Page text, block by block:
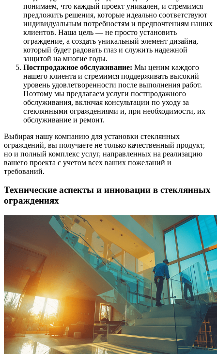
понимаем, что каждый проект уникален, и стремимся
предложить решения, которые идеально соответствуют
индивидуальным потребностям и предпочтениям наших
клиентов. Наша цель — не просто установить
ограждение, а создать уникальный элемент дизайна,
который будет радовать глаз и служить надежной
защитой на многие годы.
Постпродажное обслуживание: Мы ценим каждого
нашего клиента и стремимся поддерживать высокий
уровень удовлетворенности после выполнения работ.
Поэтому мы предлагаем услуги постпродажного
обслуживания, включая консультации по уходу за
стеклянными ограждениями и, при необходимости, их
обслуживание и ремонт.
Выбирая нашу компанию для установки стеклянных
ограждений, вы получаете не только качественный продукт,
но и полный комплекс услуг, направленных на реализацию
вашего проекта с учетом всех ваших пожеланий и
требований.
Технические аспекты и инновации в стеклянных
ограждениях